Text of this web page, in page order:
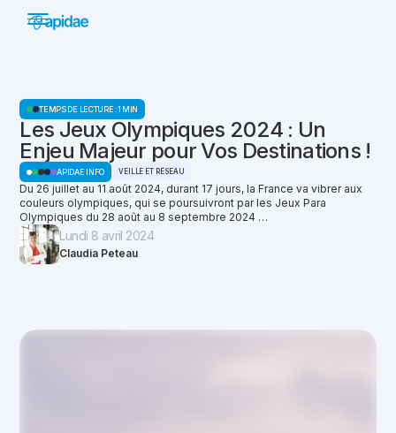
TEMPS DE LECTURE :1 MIN
Les Jeux Olympiques 2024 : Un
Enjeu Majeur pour Vos Destinations !
APIDAE INFO VEILLE ET RÉSEAU
Du 26 juillet au 11 août 2024, durant 17 jours, la France va vibrer aux
couleurs olympiques, qui se poursuivront par les Jeux Para
Olympiques du 28 août au 8 septembre 2024 …
Lundi 8 avril 2024
Claudia Peteau